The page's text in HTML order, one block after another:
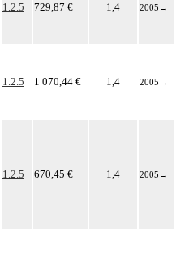
1.2.5 729,87 € 1,4 2005 →
1.2.5 1 070,44 € 1,4 2005 →
1.2.5 670,45 € 1,4 2005 →